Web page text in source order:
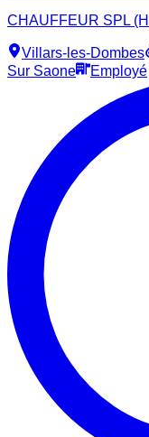
CHAUFFEUR SPL
Villars-les-Dombes
Sur Saone
Employé